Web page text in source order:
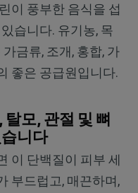
이 풍부한 음식을 섭
습니다. 유기농, 목
금류, 조개, 홍합, 가
좋은 공급원입니다.
모, 관절 및 뼈
니다
이 단백질이 피부 세
부드럽고, 매끈하며,